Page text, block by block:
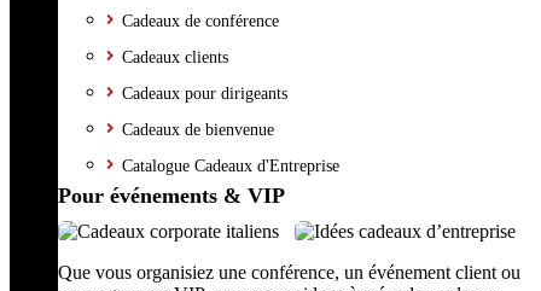
Cadeaux de conférence
Cadeaux clients
Cadeaux pour dirigeants
Cadeaux de bienvenue
Catalogue Cadeaux d'Entreprise
Pour événements & VIP
Que vous organisiez une conférence, un événement client ou